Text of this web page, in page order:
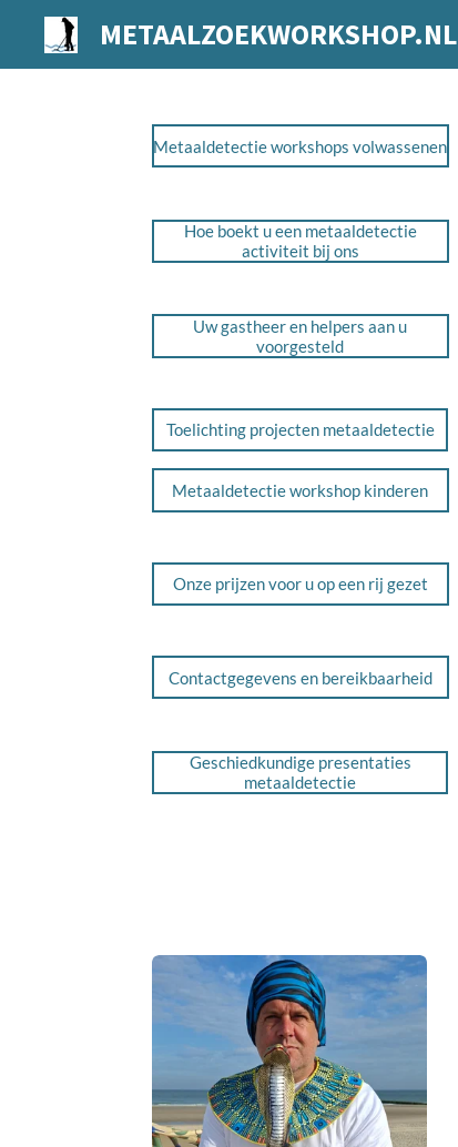
direct
METAALZOEKWORKSHOP.NL
Metaaldetectie workshops volwassenen
Hoe boekt u een metaaldetectie
activiteit bij ons
Uw gastheer en helpers aan u
voorgesteld
Toelichting projecten metaaldetectie
Metaaldetectie workshop kinderen
Onze prijzen voor u op een rij gezet
Contactgegevens en bereikbaarheid
Geschiedkundige presentaties
metaaldetectie